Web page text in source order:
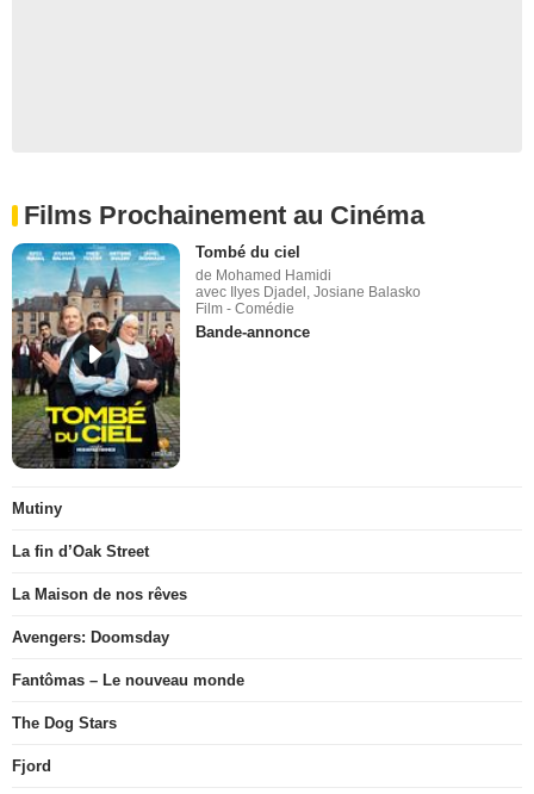
Films Prochainement au Cinéma
Tombé du ciel
de Mohamed Hamidi
avec Ilyes Djadel, Josiane Balasko
Film - Comédie
Bande-annonce
Mutiny
La fin d’Oak Street
La Maison de nos rêves
Avengers: Doomsday
Fantômas – Le nouveau monde
The Dog Stars
Fjord